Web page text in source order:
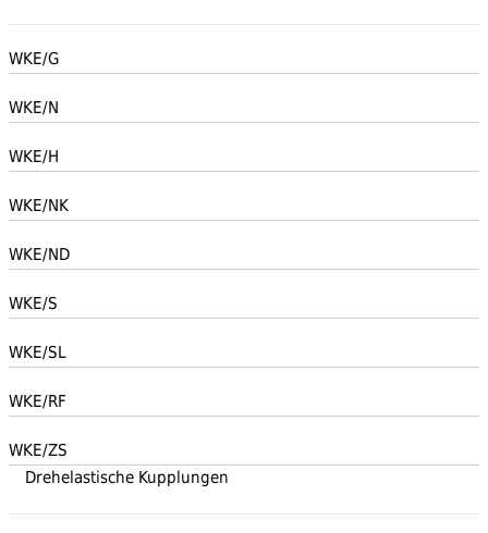
WKE/G
WKE/N
WKE/H
WKE/NK
WKE/ND
WKE/S
WKE/SL
WKE/RF
WKE/ZS
Drehelastische Kupplungen